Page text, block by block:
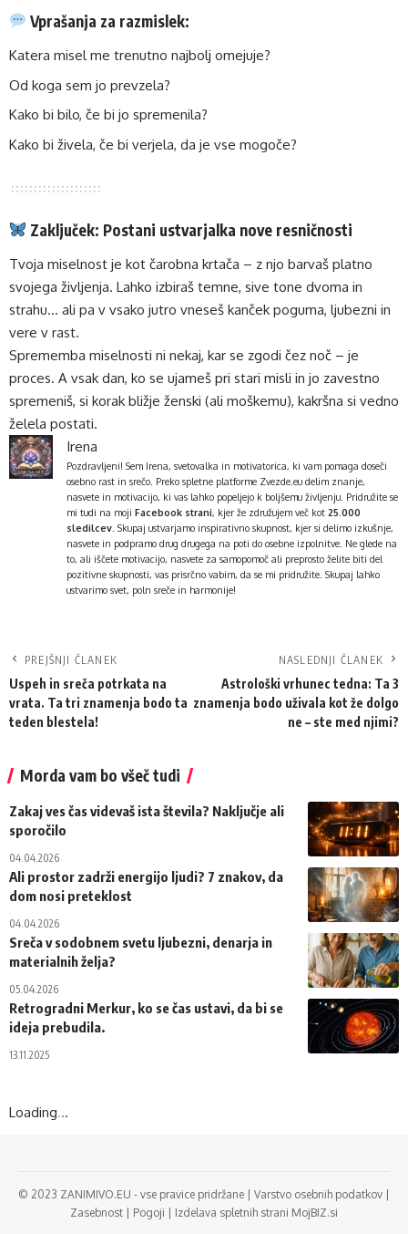
Vprašanja za razmislek:
Katera misel me trenutno najbolj omejuje?
Od koga sem jo prevzela?
Kako bi bilo, če bi jo spremenila?
Kako bi živela, če bi verjela, da je vse mogoče?
Zaključek: Postani ustvarjalka nove resničnosti
Tvoja miselnost je kot čarobna krtača – z njo barvaš platno
svojega življenja. Lahko izbiraš temne, sive tone dvoma in
strahu… ali pa v vsako jutro vneseš kanček poguma, ljubezni in
vere v rast.
Sprememba miselnosti ni nekaj, kar se zgodi čez noč – je
proces. A vsak dan, ko se ujameš pri stari misli in jo zavestno
spremeniš, si korak bližje ženski (ali moškemu), kakršna si vedno
želela postati.
Irena
Pozdravljeni! Sem Irena, svetovalka in motivatorica, ki vam pomaga doseči
osebno rast in srečo. Preko spletne platforme Zvezde.eu delim znanje,
nasvete in motivacijo, ki vas lahko popeljejo k boljšemu življenju. Pridružite se
mi tudi na moji Facebook strani, kjer že združujem več kot 25.000
sledilcev . Skupaj ustvarjamo inspirativno skupnost, kjer si delimo izkušnje,
nasvete in podpramo drug drugega na poti do osebne izpolnitve. Ne glede na
to, ali iščete motivacijo, nasvete za samopomoč ali preprosto želite biti del
pozitivne skupnosti, vas prisrčno vabim, da se mi pridružite. Skupaj lahko
ustvarimo svet, poln sreče in harmonije!
PREJŠNJI ČLANEK
Uspeh in sreča potrkata na
vrata. Ta tri znamenja bodo ta
teden blestela!
NASLEDNJI ČLANEK
Astrološki vrhunec tedna: Ta 3
znamenja bodo uživala kot že dolgo
ne – ste med njimi?
Morda vam bo všeč tudi
Zakaj ves čas videvaš ista števila? Naključje ali
sporočilo
04.04.2026
Ali prostor zadrži energijo ljudi? 7 znakov, da
dom nosi preteklost
04.04.2026
Sreča v sodobnem svetu ljubezni, denarja in
materialnih želja?
05.04.2026
Retrogradni Merkur, ko se čas ustavi, da bi se
ideja prebudila.
13.11.2025
Loading...
© 2023 ZANIMIVO.EU - vse pravice pridržane | Varstvo osebnih podatkov
Zasebnost
Pogoji Izdelava spletnih strani MojBIZ.si